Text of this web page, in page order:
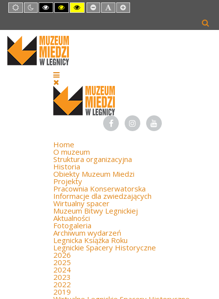
Default
mode
Night
mode
High
Contrast
mode
High
Contrast
mode
High
Contrast
mode
Set
Smaller
Set
Default
Set
Larger
Home
O muzeum
Struktura organizacyjna
Historia
Obiekty Muzeum Miedzi
Projekty
Pracownia Konserwatorska
Informacje dla zwiedzających
Wirtualny spacer
Muzeum Bitwy Legnickiej
Aktualności
Fotogaleria
Archiwum wydarzeń
Legnicka Książka Roku
Legnickie Spacery Historyczne
2026
2025
2024
2023
2022
2019